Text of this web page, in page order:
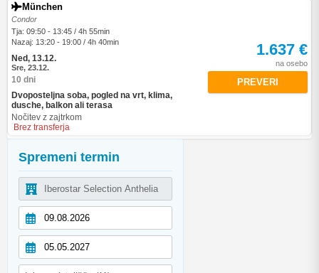
Spremeni termin
München
Condor
Tja: 09:50 - 13:45 / 4h 55min
Nazaj: 13:20 - 19:00 / 4h 40min
Ned, 13.12.
Sre, 23.12.
10 dni
Dvoposteljna soba, pogled na vrt, klima,
dusche, balkon ali terasa
Nočitev z zajtrkom
Brez transferja
1.637 €
na osebo
PREVERI